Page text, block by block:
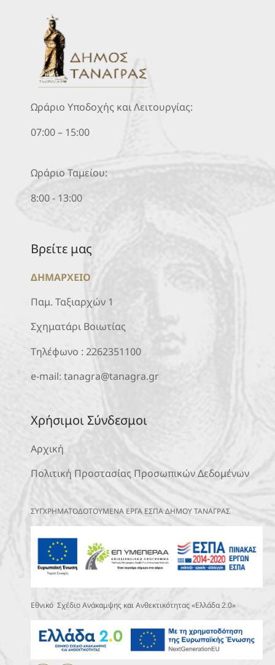
Ωράριο Υποδοχής και Λειτουργίας:
07:00 – 15:00
Ωράριο Ταμείου:
8:00 - 13:00
Βρείτε μας
ΔΗΜΑΡΧΕΙΟ
Παμ. Ταξιαρχών 1
Σχηματάρι Βοιωτίας
Τηλέφωνο : 2262351100
e-mail: tanagra@tanagra.gr
Χρήσιμοι Σύνδεσμοι
Αρχική
Πολιτική Προστασίας Προσωπικών Δεδομένων
ΣΥΓΧΡΗΜΑΤΟΔΟΤΟΥΜΕΝΑ ΕΡΓΑ ΕΣΠΑ ΔΗΜΟΥ ΤΑΝΑΓΡΑΣ
Εθνικό Σχέδιο Ανάκαμψης και Ανθεκτικότητας «Ελλάδα 2.0»